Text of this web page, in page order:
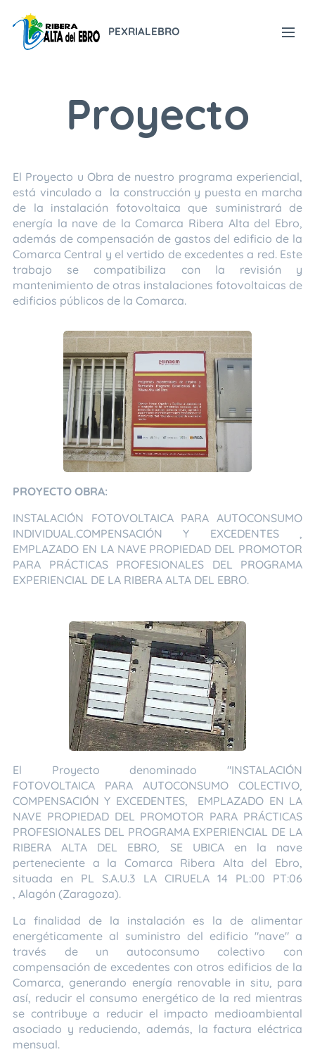
PEXRIALEBRO
Proyecto
El Proyecto u Obra de nuestro programa experiencial,
está vinculado a la construcción y puesta en marcha
de la instalación fotovoltaica que suministrará de
energía la nave de la Comarca Ribera Alta del Ebro,
además de compensación de gastos del edificio de la
Comarca Central y el vertido de excedentes a red. Este
trabajo se compatibiliza con la revisión y
mantenimiento de otras instalaciones fotovoltaicas de
edificios públicos de la Comarca.
PROYECTO OBRA:
INSTALACIÓN FOTOVOLTAICA PARA AUTOCONSUMO
INDIVIDUAL.COMPENSACIÓN Y EXCEDENTES ,
EMPLAZADO EN LA NAVE PROPIEDAD DEL PROMOTOR
PARA PRÁCTICAS PROFESIONALES DEL PROGRAMA
EXPERIENCIAL DE LA RIBERA ALTA DEL EBRO.
El Proyecto denominado "INSTALACIÓN
FOTOVOLTAICA PARA AUTOCONSUMO COLECTIVO,
COMPENSACIÓN Y EXCEDENTES, EMPLAZADO EN LA
NAVE PROPIEDAD DEL PROMOTOR PARA PRÁCTICAS
PROFESIONALES DEL PROGRAMA EXPERIENCIAL DE LA
RIBERA ALTA DEL EBRO, SE UBICA en la nave
perteneciente a la Comarca Ribera Alta del Ebro,
situada en PL S.A.U.3 LA CIRUELA 14 PL:00 PT:06
, Alagón (Zaragoza).
La finalidad de la instalación es la de alimentar
energéticamente al suministro del edificio "nave" a
través de un autoconsumo colectivo con
compensación de excedentes con otros edificios de la
Comarca, generando energía renovable in situ, para
así, reducir el consumo energético de la red mientras
se contribuye a reducir el impacto medioambiental
asociado y reduciendo, además, la factura eléctrica
mensual.